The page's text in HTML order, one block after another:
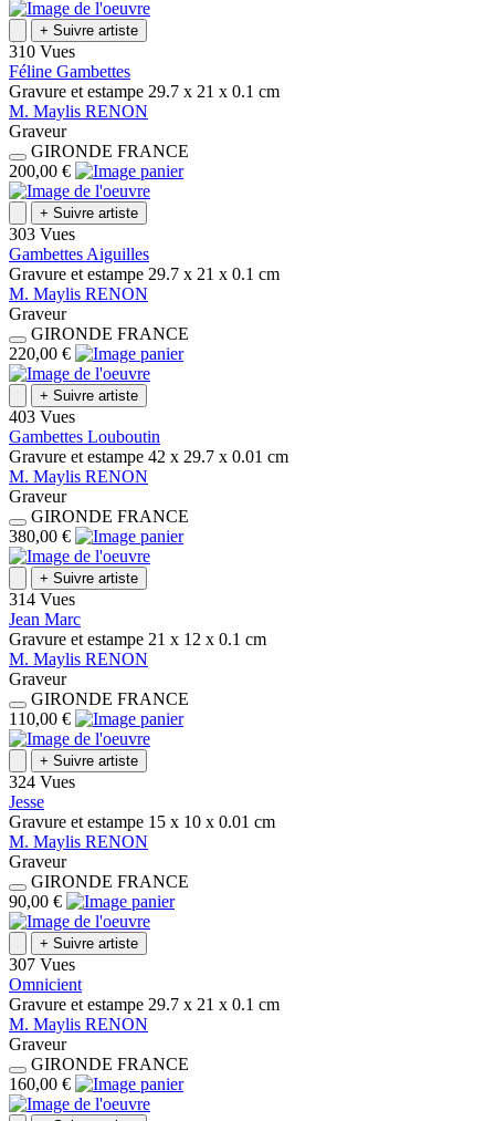
+ Suivre artiste
310 Vues
Féline Gambettes
Gravure et estampe 29.7 x 21 x 0.1 cm
M. Maylis RENON
Graveur
GIRONDE FRANCE
200,00 €
+ Suivre artiste
303 Vues
Gambettes Aiguilles
Gravure et estampe 29.7 x 21 x 0.1 cm
M. Maylis RENON
Graveur
GIRONDE FRANCE
220,00 €
+ Suivre artiste
403 Vues
Gambettes Louboutin
Gravure et estampe 42 x 29.7 x 0.01 cm
M. Maylis RENON
Graveur
GIRONDE FRANCE
380,00 €
+ Suivre artiste
314 Vues
Jean Marc
Gravure et estampe 21 x 12 x 0.1 cm
M. Maylis RENON
Graveur
GIRONDE FRANCE
110,00 €
+ Suivre artiste
324 Vues
Jesse
Gravure et estampe 15 x 10 x 0.01 cm
M. Maylis RENON
Graveur
GIRONDE FRANCE
90,00 €
+ Suivre artiste
307 Vues
Omnicient
Gravure et estampe 29.7 x 21 x 0.1 cm
M. Maylis RENON
Graveur
GIRONDE FRANCE
160,00 €